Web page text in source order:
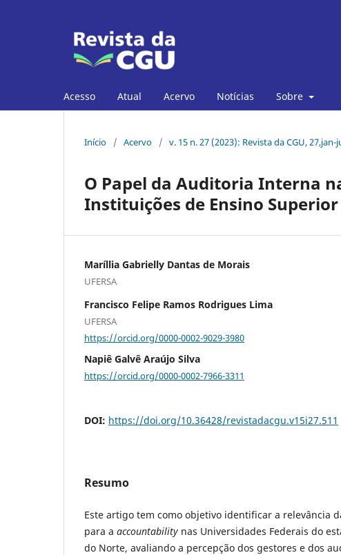
Acesso Atual Acervo Notícias Sobre
Início / Acervo / v. 15 n. 27 (2023): Revista da CGU,
O Papel da Auditoria Interna
Instituições de Ensino
Maríllia Gabrielly Dantas de Morais
UFERSA
Francisco Felipe Ramos Rodrigues Lima
UFERSA
https://orcid.org/0000-0002-9029-3980
Napiê Galvê Araújo Silva
https://orcid.org/0000-0002-7966-3311
DOI: https://doi.org/10.36428/revistadacgu.v15i27.511
Resumo
Este artigo tem como objetivo identificar a relevância
para a accountability nas Universidades Federais do
do Norte, avaliando a percepção dos gestores e dos